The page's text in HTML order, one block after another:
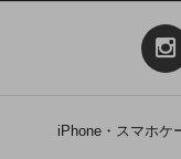
iPhone・スマホケ